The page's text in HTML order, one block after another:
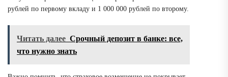
рублей по первому вкладу и 1 000 000 рублей по второму.
Читать далее Срочный депозит в банке: все,
что нужно знать